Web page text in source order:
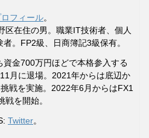
フィール。
区在住の男。職業IT技術者、個人
。FP2級、日商簿記3級保有。
金700万円ほどで本格参入する
月に退場。2021年からは底辺か
戦を実施。2022年6月からはFX1
戦を開始。
Twitter。